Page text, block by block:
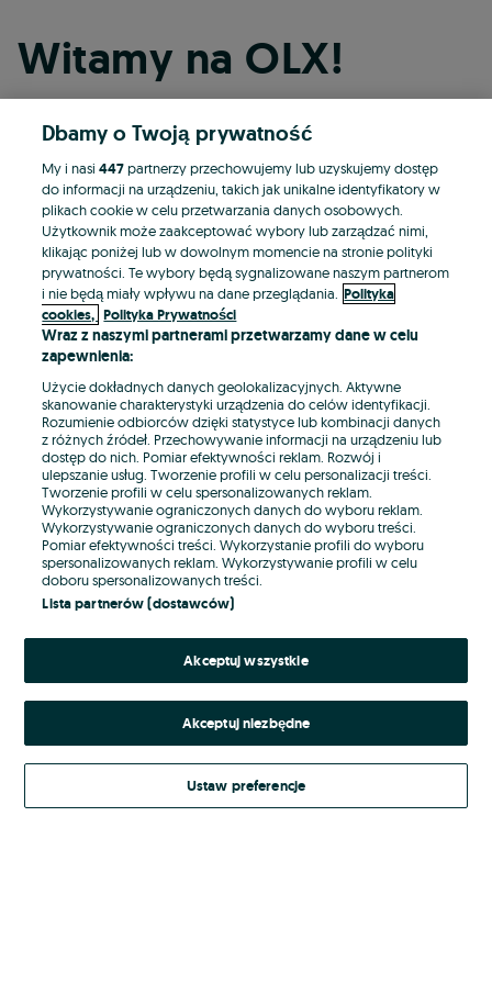
Witamy na OLX!
Kontynuuj przez Facebooka
Kontynuuj przez konto Apple
Kontynuuj przez konto Google
LUB
E-mail
Hasło
Nie pamiętasz hasła?
Zaloguj się
Kontynuując za pośrednictwem jednego z dostawców wskazanych powyżej,
Regulamin serwisuOLX.pl w jego aktualnym brzmieniu.
Dbamy o Twoją prywatność
My i nasi447partnerzy przechowujemy lub uzyskujemy dostęp
do informacji na urządzeniu, takich jak unikalne identyfikatory w
plikach cookie w celu przetwarzania danych osobowych.
Użytkownik może zaakceptować wybory lub zarządzać nimi,
klikając poniżej lub w dowolnym momencie na stronie polityki
prywatności. Te wybory będą sygnalizowane naszym partnerom
i nie będą miały wpływu na dane przeglądania. Polityka
cookies, Polityka Prywatności
Wraz z naszymi partnerami przetwarzamy dane w celu
zapewnienia:
Użycie dokładnych danych geolokalizacyjnych. Aktywne
skanowanie charakterystyki urządzenia do celów identyfikacji.
Rozumienie odbiorców dzięki statystyce lub kombinacji danych
z różnych źródeł. Przechowywanie informacji na urządzeniu lub
dostęp do nich. Pomiar efektywności reklam. Rozwój i
ulepszanie usług. Tworzenie profili w celu personalizacji treści.
Tworzenie profili w celu spersonalizowanych reklam.
Wykorzystywanie ograniczonych danych do wyboru reklam.
Wykorzystywanie ograniczonych danych do wyboru treści.
Pomiar efektywności treści. Wykorzystanie profili do wyboru
spersonalizowanych reklam. Wykorzystywanie profili w celu
doboru spersonalizowanych treści.
Lista partnerów (dostawców)
Akceptuj wszystkie
Akceptuj niezbędne
Ustaw preferencje